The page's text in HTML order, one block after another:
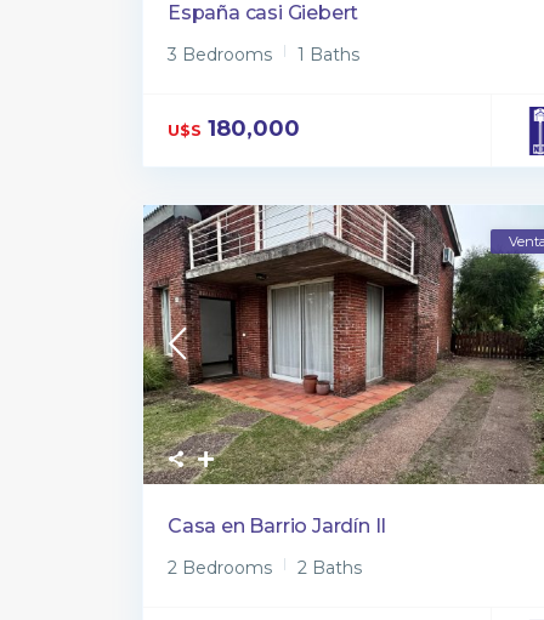
España casi Giebert
3 Bedrooms 1 Baths
U$S 180,000
Casa en Barrio Jardín II
2 Bedrooms 2 Baths